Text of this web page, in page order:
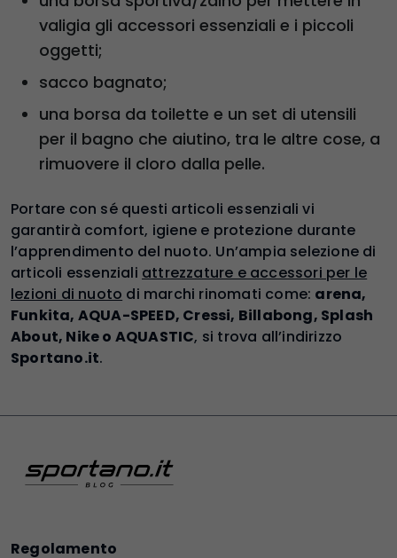
valigia gli accessori essenziali e i piccoli
oggetti;
sacco bagnato;
una borsa da toilette e un set di utensili
per il bagno che aiutino, tra le altre cose, a
rimuovere il cloro dalla pelle.
Portare con sé questi articoli essenziali vi
garantirà comfort, igiene e protezione durante
l’apprendimento del nuoto. Un’ampia selezione di
articoli essenziali attrezzature e accessori per le
lezioni di nuoto di marchi rinomati come: arena,
Funkita, AQUA-SPEED, Cressi, Billabong, Splash
About, Nike o AQUASTIC, si trova all’indirizzo
Sportano.it.
Regolamento